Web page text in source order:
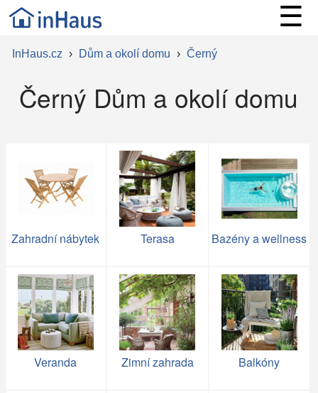
☰
InHaus.cz › Dům a okolí domu › Černý
Černý Dům a okolí domu
Zahradní nábytek Terasa Bazény a wellness
Veranda Zimní zahrada Balkóny